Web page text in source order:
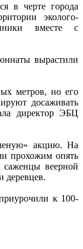
в черте города
эколого-
вместе с
вырастили
метров, но его
досаживать
директор ЭБЦ
акцию. На
прохожим опять
саженцы веерной
деревцев.
к 100-